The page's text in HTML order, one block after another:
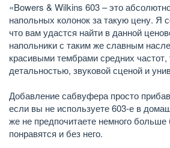
«Bowers & Wilkins 603 – это
напольных колонок за такую цену. Я
что вам удастся найти в данной
напольники с таким же славным
красивыми тембрами средних частот,
детальностью, звуковой сценой и
Добавление сабвуфера просто
если вы не используете 603-е в
же не предпочитаете немного
понравятся и без него.